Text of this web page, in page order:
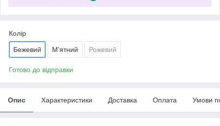
Колір
Бежевий М'ятний Рожевий
Готово до відправки
Опис Характеристики Доставка Оплата Умови